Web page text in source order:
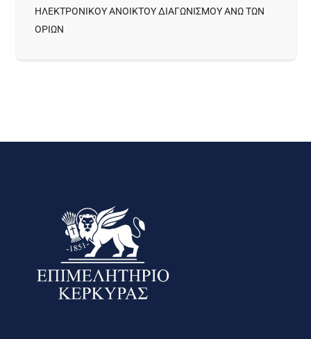
ΗΛΕΚΤΡΟΝΙΚΟΥ ΑΝΟΙΚΤΟΥ ΔΙΑΓΩΝΙΣΜΟΥ ΑΝΩ ΤΩΝ
ΟΡΙΩΝ